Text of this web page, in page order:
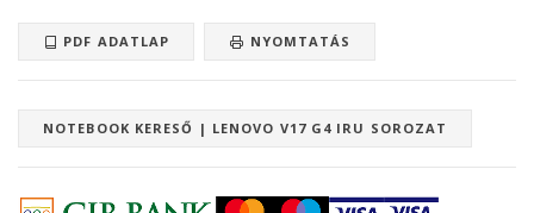
PDF ADATLAP NYOMTATÁS
NOTEBOOK KERESŐ | LENOVO V17 G4 IRU SOROZAT